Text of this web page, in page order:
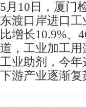
5月10日，厦门
东渡口岸进口工
比增长10.9%、
道，工业加工
工业助剂，今
下游产业逐渐